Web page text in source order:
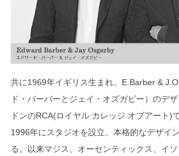
共に1969年イギリス生まれ。E.Barber &
ド・バーバーとジェイ・オズガビー）のデ
ドンのRCA(ロイヤル カレッジ オブアート)
1996年にスタジオを設立、本格的なデザイ
る。以来マジス、オーセンティックス、イ